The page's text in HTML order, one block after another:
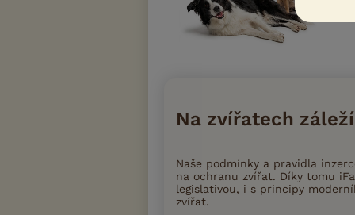
Na zvířatech záleží
Naše podmínky a pravidla
na ochranu zvířat. Díky tomu
legislativou, i s principy
zvířat.